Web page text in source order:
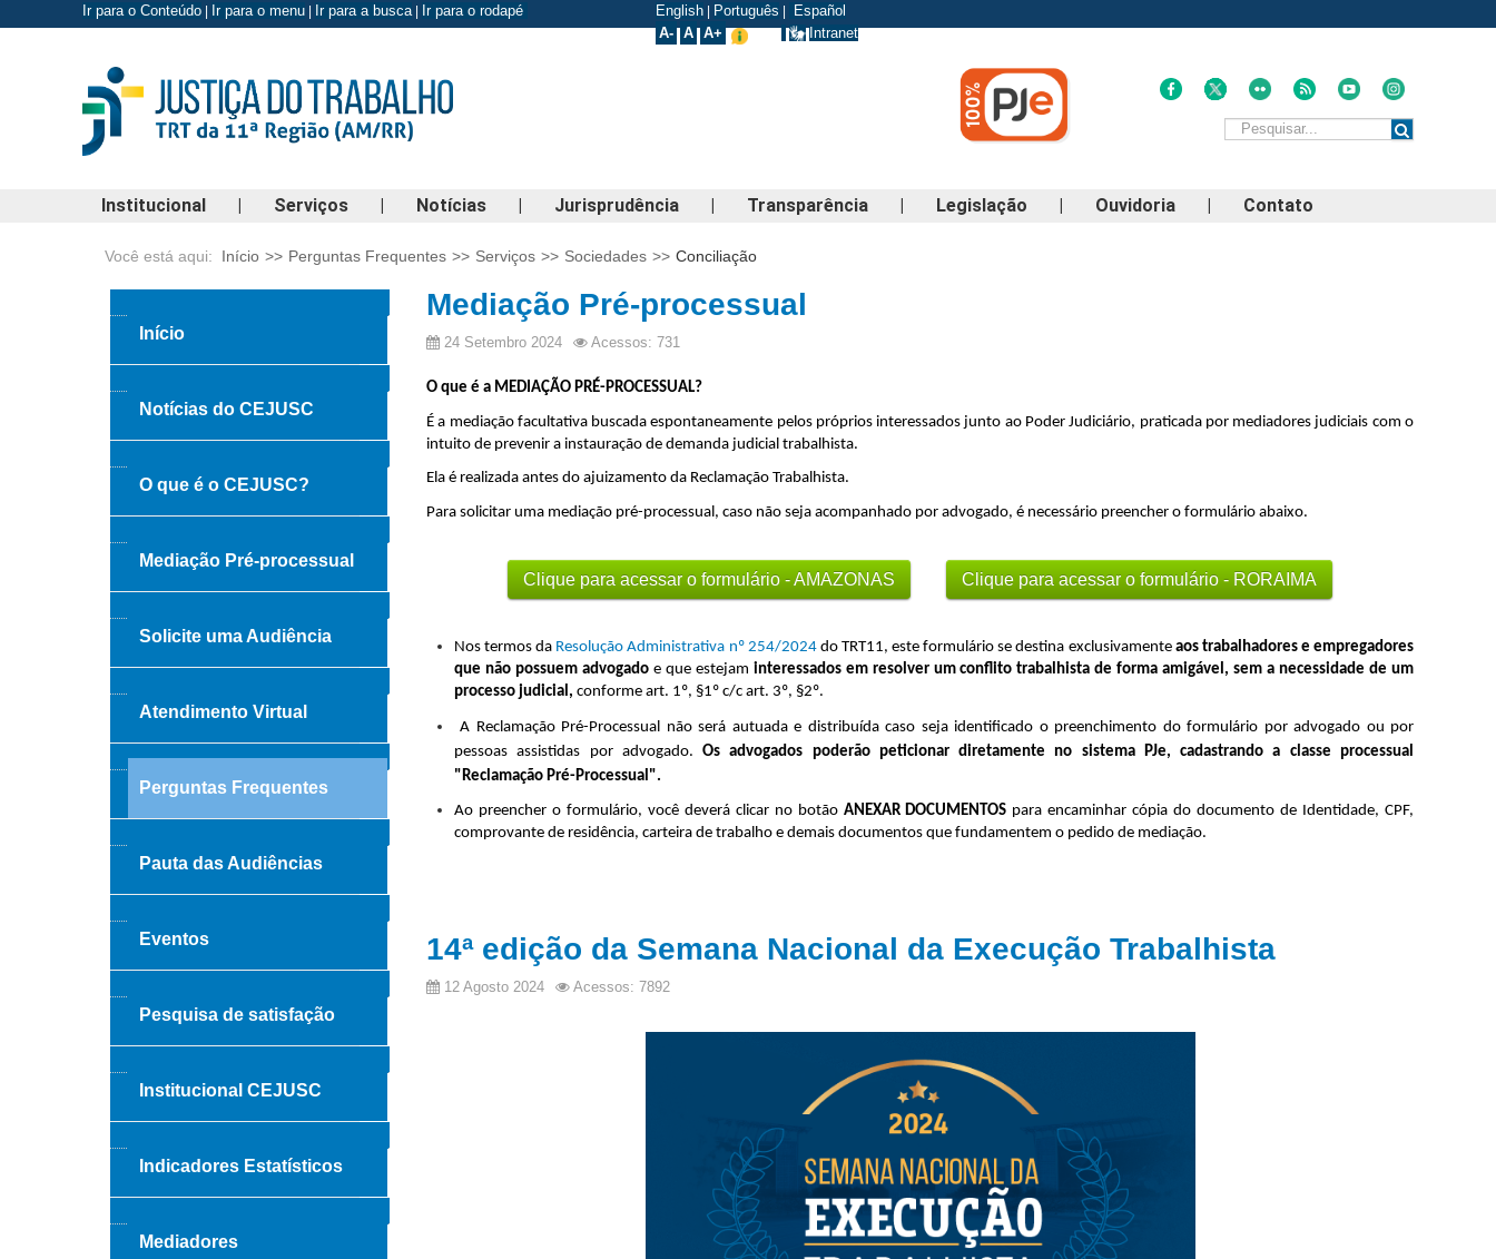
Ir para o Conteúdo Ir para o menu Ir para a busca| Ir para o rodapé English Português
Español
A- A A+ Intranet
Institucional | Serviços | Notícias | Jurisprudência | Transparência | Legislação | Ouvidoria | Contato
Você está aqui: Início >> Perguntas Frequentes >> Serviços >> Sociedades >> Conciliação
Mediação Pré-processual
24 Setembro 2024 Acessos: 731
O que é a MEDIAÇÃO PRÉ-PROCESSUAL?
É a mediação facultativa buscada espontaneamente pelos próprios interessados junto ao Poder Judiciário, praticada por mediadores judiciais com o
intuito de prevenir a instauração de demanda judicial trabalhista.
Ela é realizada antes do ajuizamento da Reclamação Trabalhista.
Para solicitar uma mediação pré-processual, caso não seja acompanhado por advogado, é necessário preencher o formulário abaixo.
Clique para acessar o formulário - AMAZONAS Clique para acessar o formulário - RORAIMA
Nos termos da Resolução Administrativa nº 254/2024do TRT11, este formulário se destina exclusivamente aos trabalhadores e empregadores
que não possuem advogadoe que estejam interessados em resolver um conflito trabalhista de forma amigável, sem a necessidade de um
processo judicial, conforme art. 1º, §1º c/c art. 3º, §2º.
A Reclamação Pré-Processual não será autuada e distribuída caso seja identificado o preenchimento do formulário por advogado ou por
pessoas assistidas por advogado.Os advogados poderão peticionar diretamente no sistema PJe, cadastrando a classe processual
"Reclamação Pré-Processual".
Ao preencher o formulário, você deverá clicar no botão ANEXAR DOCUMENTOS para encaminhar cópia do documento de Identidade, CPF,
comprovante de residência, carteira de trabalho e demais documentos que fundamentem o pedido de mediação.
14ª edição da Semana Nacional da Execução Trabalhista
12 Agosto 2024 Acessos: 7892
Início
Notícias do CEJUSC
O que é o CEJUSC?
Mediação Pré-processual
Solicite uma Audiência
Atendimento Virtual
Perguntas Frequentes
Pauta das Audiências
Eventos
Pesquisa de satisfação
Institucional CEJUSC
Indicadores Estatísticos
Mediadores